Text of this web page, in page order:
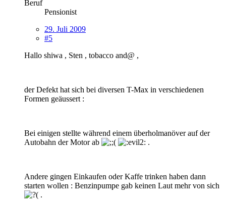
Beruf
Pensionist
29. Juli 2009
#5
Hallo shiwa , Sten , tobacco and@ ,
der Defekt hat sich bei diversen T-Max in verschiedenen
Formen geäussert :
Bei einigen stellte während einem überholmanöver auf der
Autobahn der Motor ab
.
Andere gingen Einkaufen oder Kaffe trinken haben dann
starten wollen : Benzinpumpe gab keinen Laut mehr von sich
.